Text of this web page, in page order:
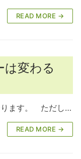
READ MORE →
変わる
ります。 ただし…
READ MORE →